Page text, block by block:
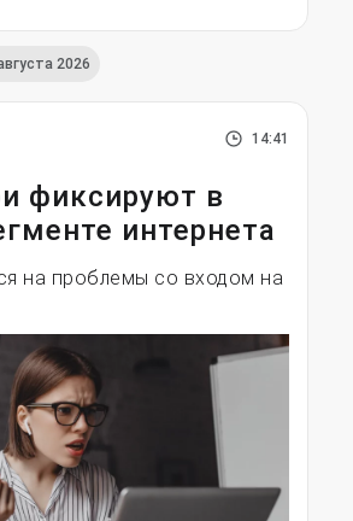
2026
14:41
фиксируют в
интернета
на проблемы со входом на